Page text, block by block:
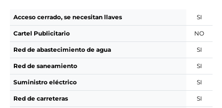
Acceso cerrado, se necesitan llaves SI
Cartel Publicitario NO
Red de abastecimiento de agua SI
Red de saneamiento SI
Suministro eléctrico SI
Red de carreteras SI